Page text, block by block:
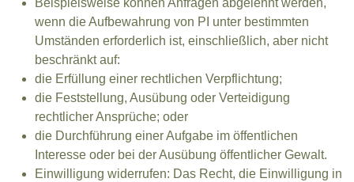
Beispielsweise können Anfragen abgelehnt werden,
wenn die Aufbewahrung von PI unter bestimmten
Umständen erforderlich ist, einschließlich, aber nicht
beschränkt auf:
die Erfüllung einer rechtlichen Verpflichtung;
die Feststellung, Ausübung oder Verteidigung
rechtlicher Ansprüche; oder
die Durchführung einer Aufgabe im öffentlichen
Interesse oder bei der Ausübung öffentlicher Gewalt.
Einwilligung widerrufen: Das Recht, die Einwilligung in